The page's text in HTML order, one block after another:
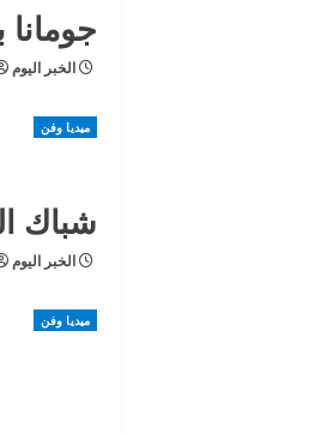
الخبر اليوم
ميديا وفن
شباك
الخبر اليوم
ميديا وفن